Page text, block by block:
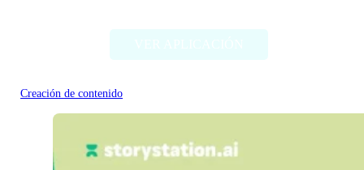
Creación de contenido